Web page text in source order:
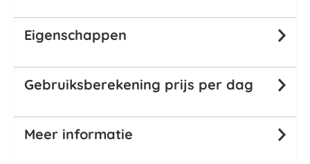
Eigenschappen
Gebruiksberekening prijs per dag
Meer informatie